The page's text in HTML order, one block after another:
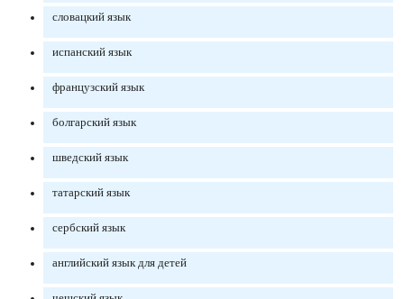
словацкий язык
испанский язык
французский язык
болгарский язык
шведский язык
татарский язык
сербский язык
английский язык для детей